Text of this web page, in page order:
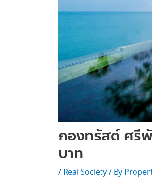
กองทรัสต์ ศรี
บาท
/ Real Society/ By